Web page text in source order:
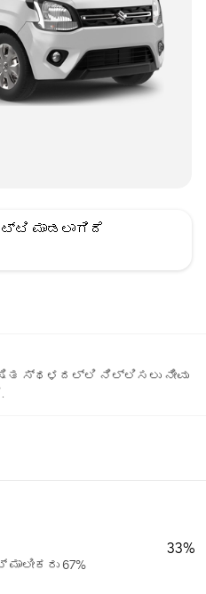
ಮಾಡಲಾಗಿದೆ
ಸ್ಥಳದಲ್ಲಿ ನಿಲ್ಲಿಸಲು ನೀವು
67%
33%